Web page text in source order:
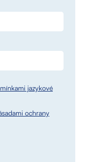
jazykové
ochrany